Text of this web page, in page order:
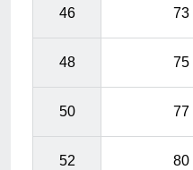
46 73
48 75
50 77
52 80